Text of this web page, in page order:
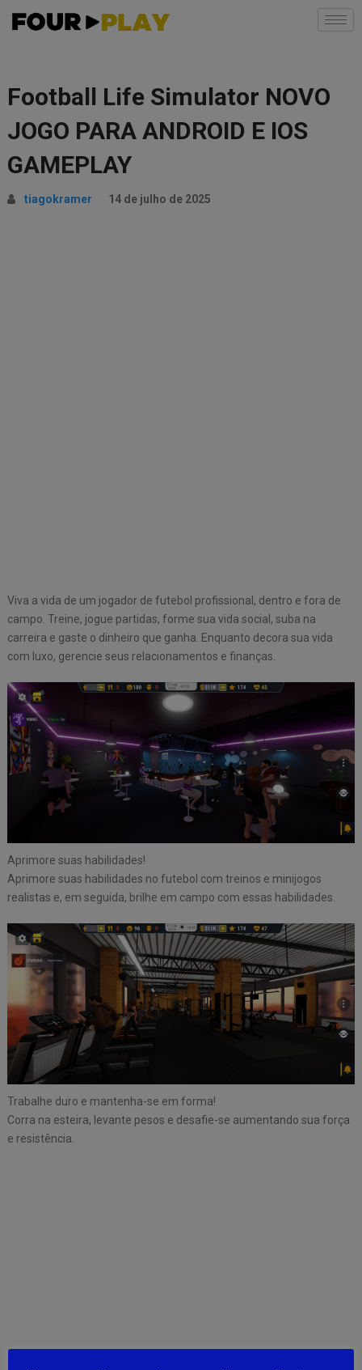
Football Life Simulator NOVO
JOGO PARA ANDROID E IOS
GAMEPLAY
tiagokramer 14 de julho de 2025
Viva a vida de um jogador de futebol profissional, dentro e fora de
campo. Treine, jogue partidas, forme sua vida social, suba na
carreira e gaste o dinheiro que ganha. Enquanto decora sua vida
com luxo, gerencie seus relacionamentos e finanças.
Aprimore suas habilidades!
Aprimore suas habilidades no futebol com treinos e minijogos
realistas e, em seguida, brilhe em campo com essas habilidades.
Trabalhe duro e mantenha-se em forma!
Corra na esteira, levante pesos e desafie-se aumentando sua força
e resistência.